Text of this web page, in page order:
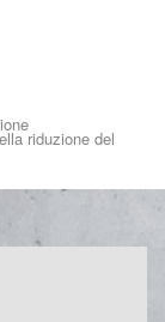
riduzione del